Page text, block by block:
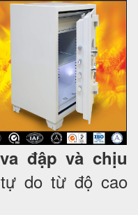
đập và chịu
do từ độ cao